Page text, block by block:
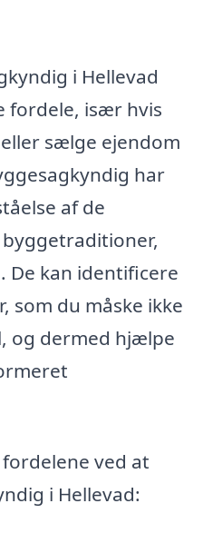
i Hellevad
fordele, især hvis
sælge ejendom
har
af de
De kan identificere
som du måske ikke
og dermed hjælpe
ved at
i Hellevad: